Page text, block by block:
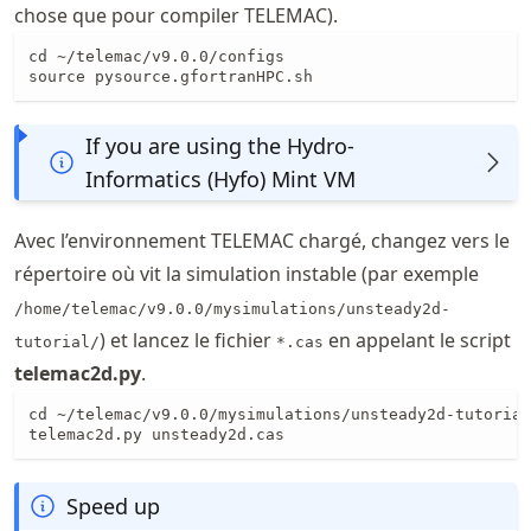
chose que pour compiler TELEMAC).
cd ~/telemac/v9.0.0/configs
source pysource.gfortranHPC.sh
If you are using the Hydro-
Informatics (Hyfo) Mint VM
Avec l’environnement TELEMAC chargé, changez vers le
répertoire où vit la simulation instable (par exemple
/home/telemac/v9.0.0/mysimulations/unsteady2d-
tutorial/) et lancez le fichier *.cas en appelant le script
telemac2d.py.
cd ~/telemac/v9.0.0/mysimulations/unsteady2d-
telemac2d.py unsteady2d.cas
Speed up